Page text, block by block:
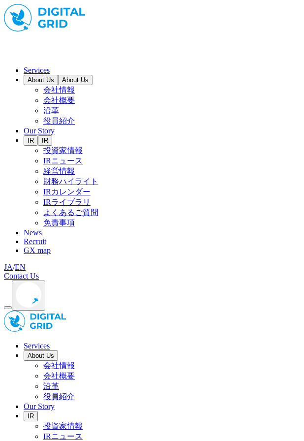
Services
About Us About Us
会社情報
会社概要
沿革
役員紹介
Our Story
IR IR
投資家情報
IRニュース
経営情報
財務ハイライト
IRカレンダー
IRライブラリ
よくあるご質問
免責事項
News
Recruit
GX map
JA/EN
Contact Us
Services
About Us
会社情報
会社概要
沿革
役員紹介
Our Story
IR
投資家情報
IRニュース